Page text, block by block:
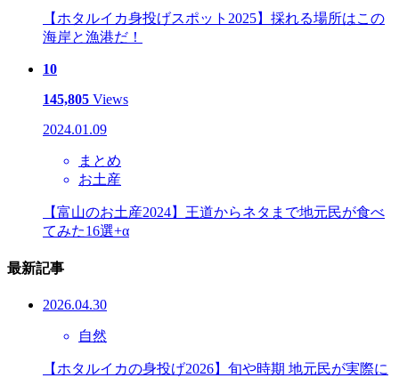
【ホタルイカ身投げスポット2025】採れる場所はこの
海岸と漁港だ！
10
145,805 Views
2024.01.09
まとめ
お土産
【富山のお土産2024】王道からネタまで地元民が食べ
てみた16選+α
最新記事
2026.04.30
自然
【ホタルイカの身投げ2026】旬や時期 地元民が実際に